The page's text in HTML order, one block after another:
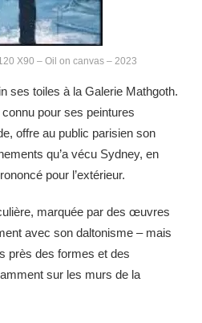
X90 – Oil on canvas – 2023
ses toiles à la Galerie Mathgoth.
connu pour ses peintures
offre au public parisien son
qu’a vécu Sydney, en
pour l’extérieur.
marquée par des œuvres
avec son daltonisme – mais
près des formes et des
sur les murs de la